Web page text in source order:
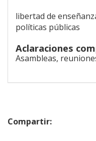
libertad de
políticas públicas
Aclaraciones
Asambleas,
Compartir: